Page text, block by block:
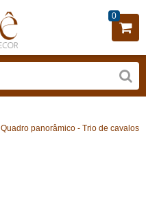
0
Quadro panorâmico - Trio de cavalos